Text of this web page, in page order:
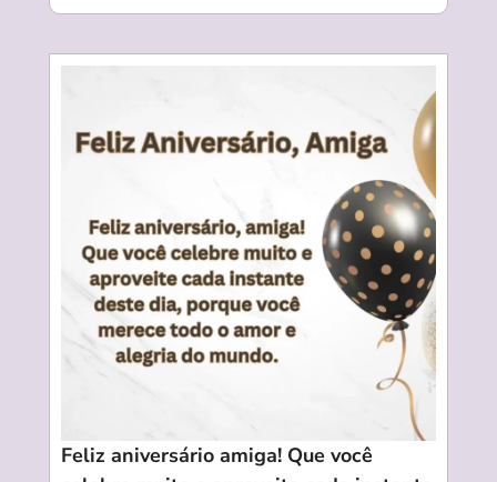
Feliz aniversário amiga! Que você